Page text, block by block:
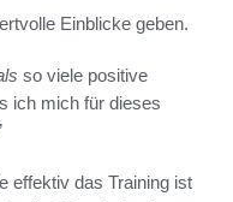
Einblicke geben.
so viele positive
ich mich für dieses
effektiv das Training ist